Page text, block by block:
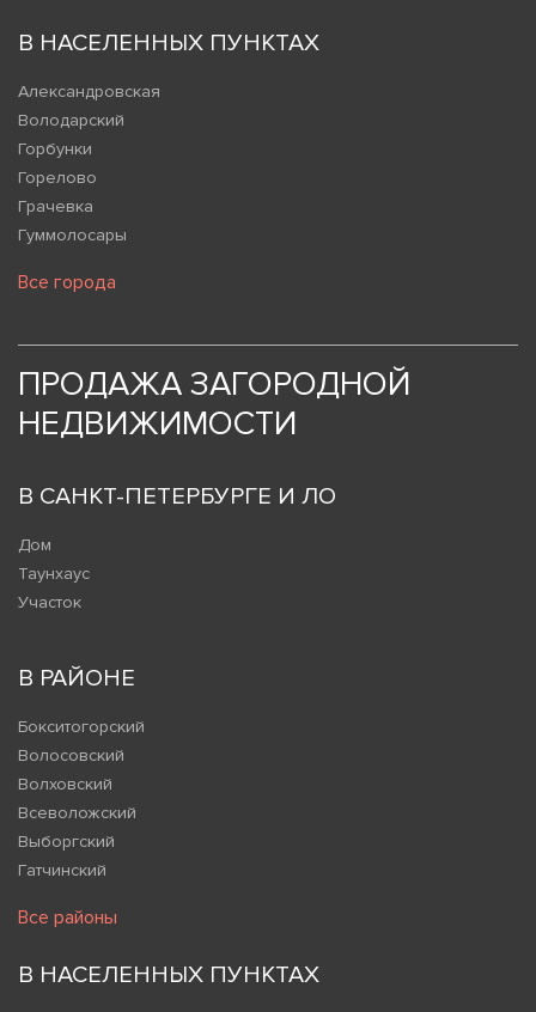
В НАСЕЛЕННЫХ ПУНКТАХ
Александровская
Володарский
Горбунки
Горелово
Грачевка
Гуммолосары
Все города
ПРОДАЖА ЗАГОРОДНОЙ
НЕДВИЖИМОСТИ
В САНКТ-ПЕТЕРБУРГЕ И ЛО
Дом
Таунхаус
Участок
В РАЙОНЕ
Бокситогорский
Волосовский
Волховский
Всеволожский
Выборгский
Гатчинский
Все районы
В НАСЕЛЕННЫХ ПУНКТАХ